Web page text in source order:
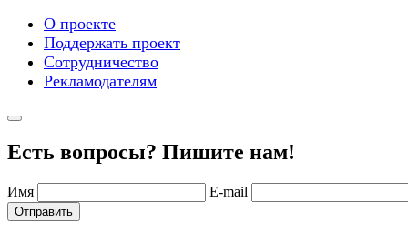
О проекте
Поддержать проект
Сотрудничество
Рекламодателям
Есть вопросы? Пишите нам!
Имя E-mail